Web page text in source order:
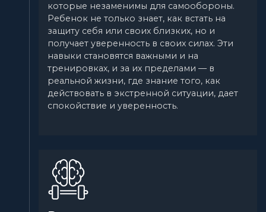
которые незаменимы для самообороны.
Ребенок не только знает, как встать на
защиту себя или своих близких, но и
получает уверенность в своих силах. Эти
навыки становятся важными и на
тренировках, и за их пределами — в
реальной жизни, где знание того, как
действовать в экстренной ситуации, дает
спокойствие и уверенность.